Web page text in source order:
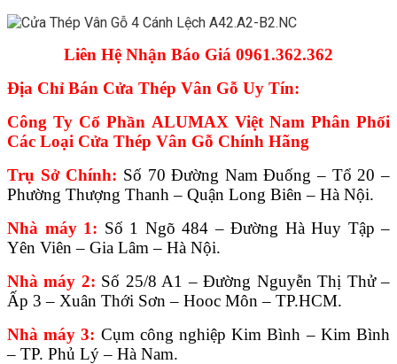
Liên Hệ Nhận Báo Giá 0961.362.362
Địa Chỉ Bán Cửa Thép Vân Gỗ Uy Tín:
Công Ty Cổ Phần ALUMAX Việt Nam Phân Phối
Các Loại Cửa Thép Vân Gỗ Chính Hãng
Trụ Sở Chính: Số 70 Đường Nam Đuống – Tổ 20 –
Phường Thượng Thanh – Quận Long Biên – Hà Nội.
Nhà máy 1: Số 1 Ngõ 484 – Đường Hà Huy Tập –
Yên Viên – Gia Lâm – Hà Nội.
Nhà máy 2: Số 25/8 A1 – Đường Nguyễn Thị Thử –
Ấp 3 – Xuân Thới Sơn – Hooc Môn – TP.HCM.
Nhà máy 3: Cụm công nghiệp Kim Bình – Kim Bình
– TP. Phủ Lý – Hà Nam.